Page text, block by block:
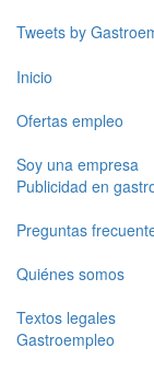
Tweets by
Inicio
Ofertas empleo
Soy una empresa
Publicidad en
Preguntas
Quiénes somos
Textos legales
Gastroempleo